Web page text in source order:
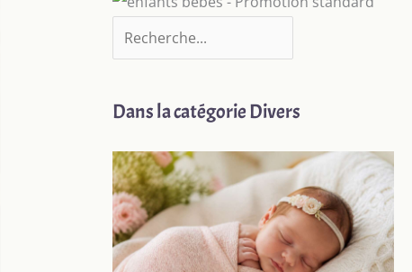
Dans la catégorie Divers